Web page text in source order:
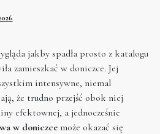
jakby spadła prosto z katalogu
zamieszkać w doniczce. Jej
intensywne, niemal
że trudno przejść obok niej
efektownej, a jednocześnie
w doniczce może okazać się